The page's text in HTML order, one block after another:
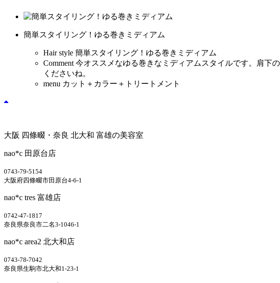
簡単スタイリング！ゆる巻きミディアム
Hair style 簡単スタイリング！ゆる巻きミディアム
Comment 今オススメなゆる巻きなミディアムスタイルです。肩下
くださいね。
menu カット＋カラー＋トリートメント
大阪 四條畷・奈良 北大和 富雄の美容室
nao*c 田原台店
0743-79-5154
大阪府四條畷市田原台4-6-1
nao*c tres 富雄店
0742-47-1817
奈良県奈良市二名3-1046-1
nao*c area2 北大和店
0743-78-7042
奈良県生駒市北大和1-23-1